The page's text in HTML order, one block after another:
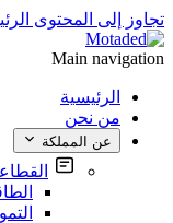
تجاوز إلى المحتوى
Main navigation
الرئيسية
من نحن
عن المملكة